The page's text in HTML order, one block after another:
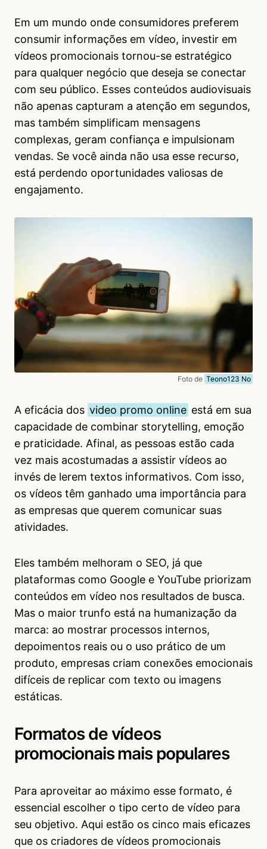
Em um mundo onde consumidores preferem
consumir informações em vídeo, investir em
vídeos promocionais tornou-se estratégico
para qualquer negócio que deseja se conectar
com seu público. Esses conteúdos audiovisuais
não apenas capturam a atenção em segundos,
mas também simplificam mensagens
complexas, geram confiança e impulsionam
vendas. Se você ainda não usa esse recurso,
está perdendo oportunidades valiosas de
engajamento.
Foto de Teono123 No
A eficácia dos video promo online está em sua
capacidade de combinar storytelling, emoção
e praticidade. Afinal, as pessoas estão cada
vez mais acostumadas a assistir vídeos ao
invés de lerem textos informativos. Com isso,
os vídeos têm ganhado uma importância para
as empresas que querem comunicar suas
atividades.
Eles também melhoram o SEO, já que
plataformas como Google e YouTube priorizam
conteúdos em vídeo nos resultados de busca.
Mas o maior trunfo está na humanização da
marca: ao mostrar processos internos,
depoimentos reais ou o uso prático de um
produto, empresas criam conexões emocionais
difíceis de replicar com texto ou imagens
estáticas.
Formatos de vídeos
promocionais mais populares
Para aproveitar ao máximo esse formato, é
essencial escolher o tipo certo de vídeo para
seu objetivo. Aqui estão os cinco mais eficazes
que os criadores de vídeos promocionais